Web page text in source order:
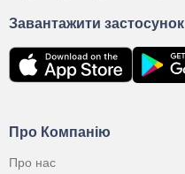
Про Компанію
Про нас
Завантажити застосунок